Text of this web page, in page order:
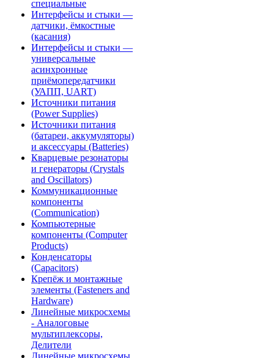
специальные
Интерфейсы и стыки —
датчики, ёмкостные
(касания)
Интерфейсы и стыки —
универсальные
асинхронные
приёмопередатчики
(УАПП, UART)
Источники питания
(Power Supplies)
Источники питания
(батареи, аккумуляторы)
и аксессуары (Batteries)
Кварцевые резонаторы
и генераторы (Crystals
and Oscillators)
Коммуникационные
компоненты
(Communication)
Компьютерные
компоненты (Computer
Products)
Конденсаторы
(Capacitors)
Крепёж и монтажные
элементы (Fasteners and
Hardware)
Линейные микросхемы
- Аналоговые
мультиплексоры,
Делители
Линейные микросхемы